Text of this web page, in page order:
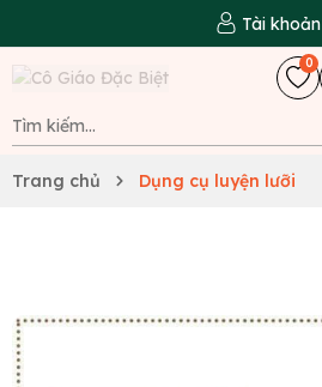
Tài khoản
0
Trang chủ Dụng cụ luyện lưỡi